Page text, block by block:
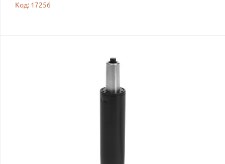
Код: 17256